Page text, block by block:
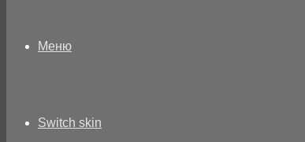
Меню
Switch skin